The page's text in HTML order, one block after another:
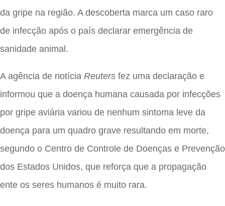
da gripe na região. A descoberta marca um caso raro
de infecção após o país declarar emergência de
sanidade animal.
A agência de notícia Reuters fez uma declaração e
informou que a doença humana causada por infecções
por gripe aviária variou de nenhum sintoma leve da
doença para um quadro grave resultando em morte,
segundo o Centro de Controle de Doenças e Prevenção
dos Estados Unidos, que reforça que a propagação
ente os seres humanos é muito rara.